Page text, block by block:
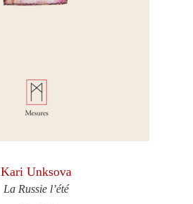
Kari Unksova
La Russie l’été